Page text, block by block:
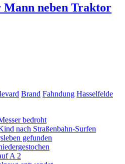
neben Traktor
Brand Fahndung Hasselfelde
bedroht
nach Straßenbahn-Surfen
gefunden
A 2